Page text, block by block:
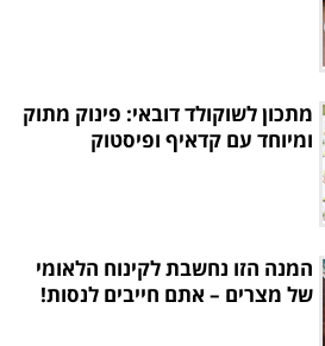
מתכון לשוקולד דובאי: פינוק מתוק
ומיוחד עם קדאיף ופיסטוק
המנה הזו נחשבת לקינוח הלאומי
של מצרים – אתם חייבים לנסות!